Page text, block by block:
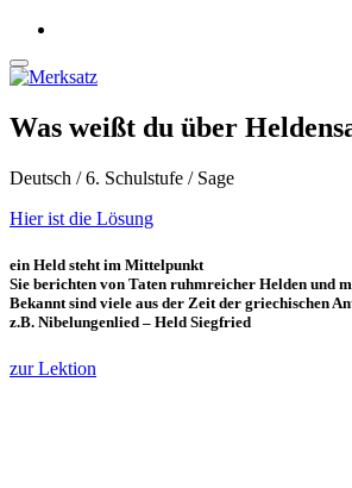
Was weißt du über
Deutsch / 6. Schulstufe / Sage
Hier ist die Lösung
ein Held steht im Mittelpunkt
Sie berichten von Taten ruhmreicher Helden und
Bekannt sind viele aus der Zeit der griechischen
z.B. Nibelungenlied – Held Siegfried
zur Lektion